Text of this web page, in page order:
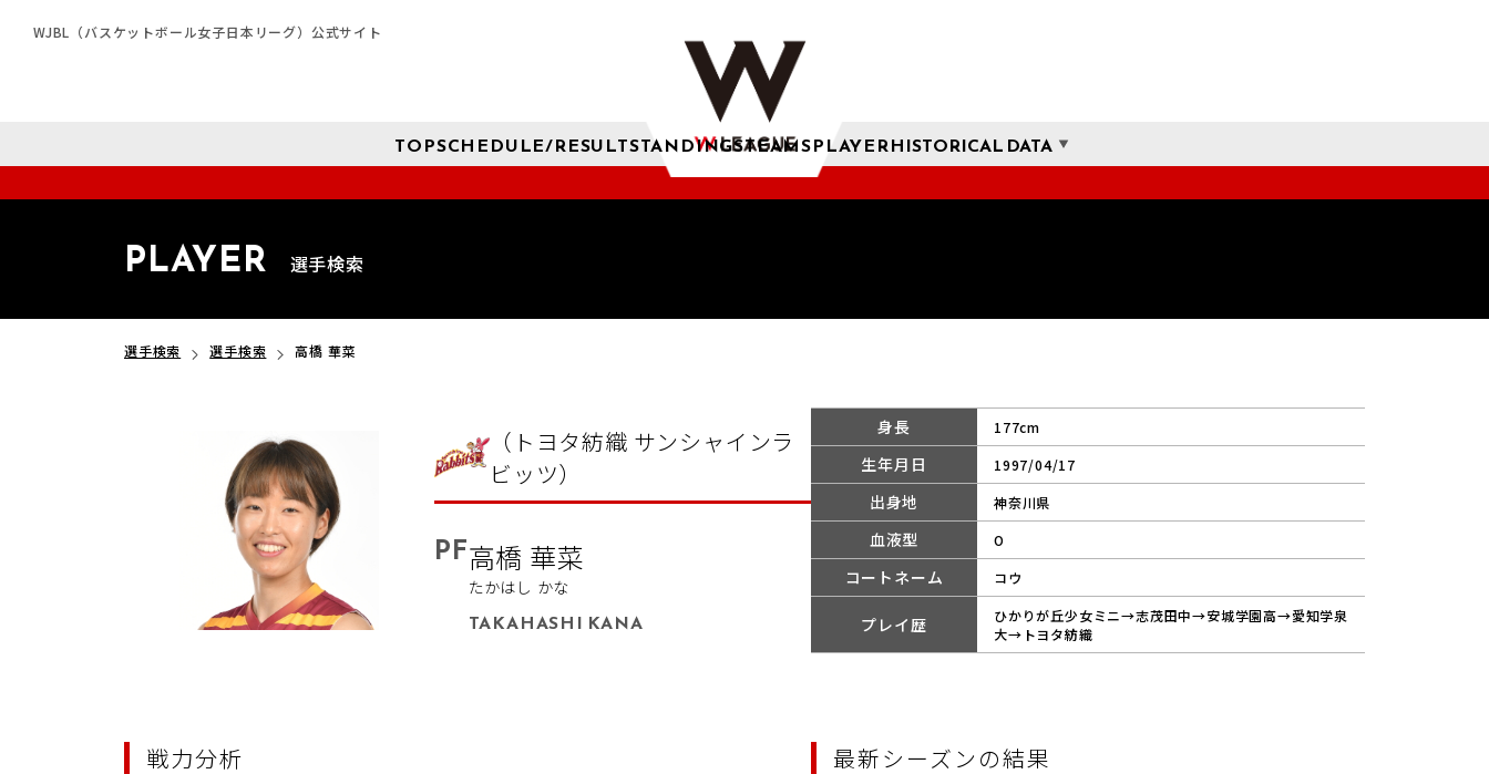
WJBL（バスケットボール女子日本リーグ）公式サイト
TOPSCHEDULE/RESULTSTANDINGSTEAMSPLAYERHISTORICAL DATA
PLAYER 選手検索
選手検索 選手検索 高橋 華菜
（トヨタ紡織 サンシャインラ
ビッツ）
PF高橋 華菜
たかはし かな
TAKAHASHI KANA
身長 177cm
生年月日 1997/04/17
出身地 神奈川県
血液型 O
コートネーム コウ
プレイ歴
ひかりが丘少女ミニ→志茂田中→安城学園高→愛知学泉
大→トヨタ紡織
戦力分析 最新シーズンの結果